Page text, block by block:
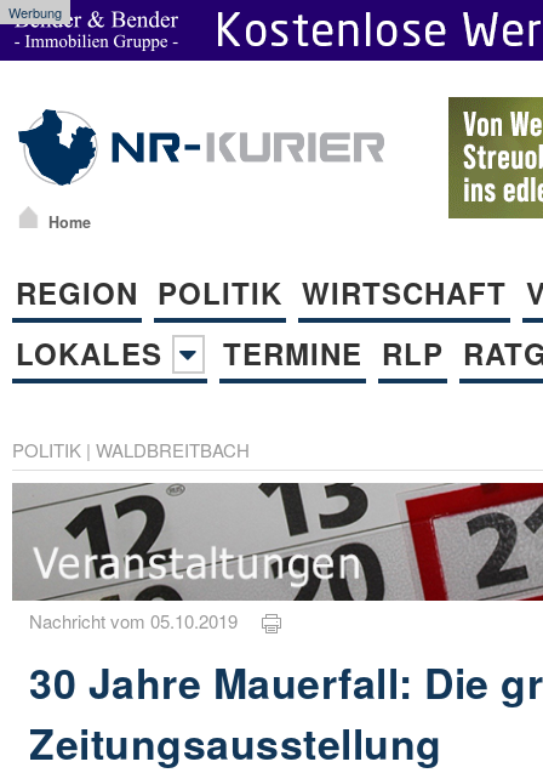
Werbung
Home
REGION POLITIK WIRTSCHAFT
LOKALES
TERMINE RLP
POLITIK | WALDBREITBACH
Nachricht vom 05.10.2019
30 Jahre Mauerfall: Die
Zeitungsausstellung